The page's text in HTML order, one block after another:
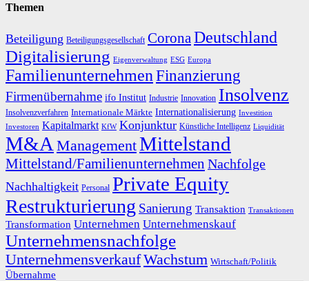
Themen
Beteiligung Beteiligungsgesellschaft CoronaDeutschland
Digitalisierung Eigenverwaltung ESG Europa
Familienunternehmen Finanzierung
Firmenübernahme ifo Institut Industrie Innovation Insolvenz
Insolvenzverfahren Internationale Märkte Internationalisierung Investition
Investoren Kapitalmarkt KfW Konjunktur Künstliche Intelligenz Liquidität
M&A ManagementMittelstand
Mittelstand/Familienunternehmen Nachfolge
Nachhaltigkeit Personal Private Equity
Restrukturierung Sanierung Transaktion Transaktionen
Transformation Unternehmen Unternehmenskauf
Unternehmensnachfolge
UnternehmensverkaufWachstum Wirtschaft/Politik
Übernahme